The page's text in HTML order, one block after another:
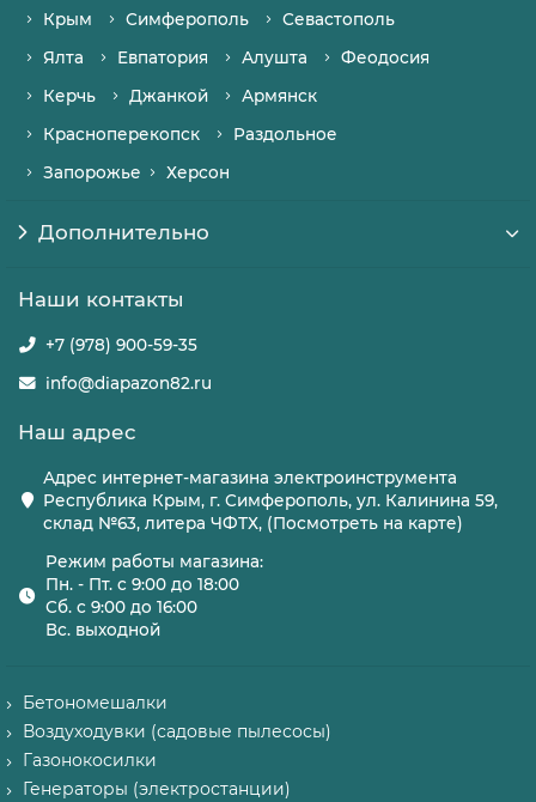
Крым Симферополь
Севастополь
Ялта
Евпатория Алушта
Феодосия
Керчь
Джанкой
Армянск
Красноперекопск
Раздольное
Запорожье
Херсон
Дополнительно
Наши контакты
+7 (978) 900-59-35
info@diapazon82.ru
Наш адрес
Адрес интернет-магазина электроинструмента
Республика Крым, г. Симферополь, ул. Калинина 59,
склад №63, литера ЧФТХ, (Посмотреть на карте)
Режим работы магазина:
Пн. - Пт. с 9:00 до 18:00
Сб. с 9:00 до 16:00
Вс. выходной
Бетономешалки
Воздуходувки (садовые пылесосы)
Газонокосилки
Генераторы (электростанции)